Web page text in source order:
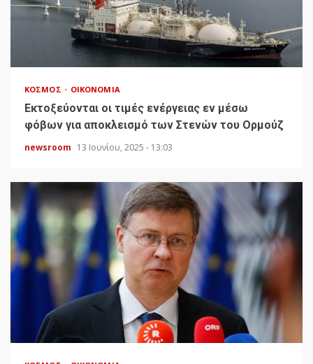
ΚΌΣΜΟΣ ΟΙΚΟΝΟΜΊΑ
Εκτοξεύονται οι τιμές ενέργειας εν μέσω
φόβων για αποκλεισμό των Στενών του Ορμούζ
newsroom 13 Ιουνίου, 2025 - 13:03